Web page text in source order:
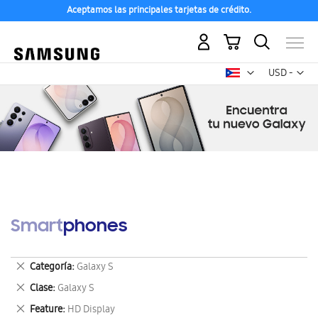
Aceptamos las principales tarjetas de crédito.
USD -
dólar
Mi carrito
Smartphones
Categoría Galaxy S
Eliminar
este
artículo
Clase Galaxy S
Eliminar
este
Feature HD Display
Eliminar